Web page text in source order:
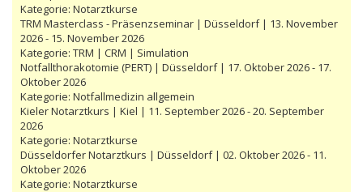
Kategorie: Notarztkurse
TRM Masterclass - Präsenzseminar | Düsseldorf | 13. November
2026 - 15. November 2026
Kategorie: TRM | CRM | Simulation
Notfallthorakotomie (PERT) | Düsseldorf | 17. Oktober 2026 - 17.
Oktober 2026
Kategorie: Notfallmedizin allgemein
Kieler Notarztkurs | Kiel | 11. September 2026 - 20. September
2026
Kategorie: Notarztkurse
Düsseldorfer Notarztkurs | Düsseldorf | 02. Oktober 2026 - 11.
Oktober 2026
Kategorie: Notarztkurse